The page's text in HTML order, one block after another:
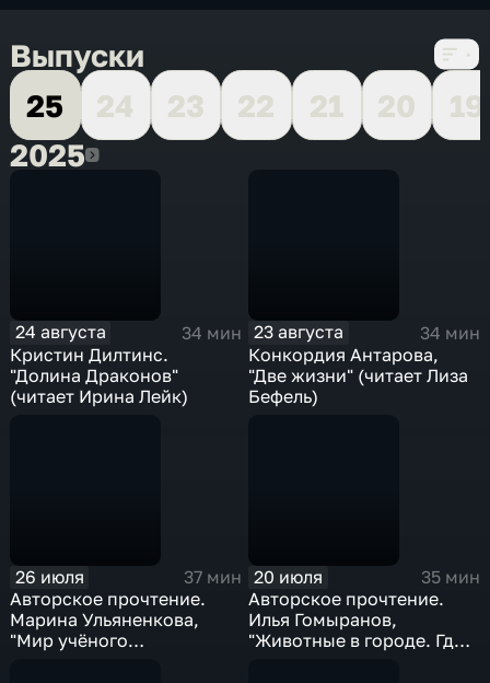
Выпуски
25
24 23 22 21 20
19
20252025
24 августа
34 мин
Кристин Дилтинс.
"Долина Драконов"
(читает Ирина Лейк)
23 августа
34 мин
Конкордия Антарова,
"Две жизни" (читает Лиза
Бефель)
26 июля
37 мин
Авторское прочтение.
Марина Ульяненкова,
"Мир учёного
20 июля
35 мин
Авторское прочтение.
Илья Гомыранов,
"Животные в городе. Где